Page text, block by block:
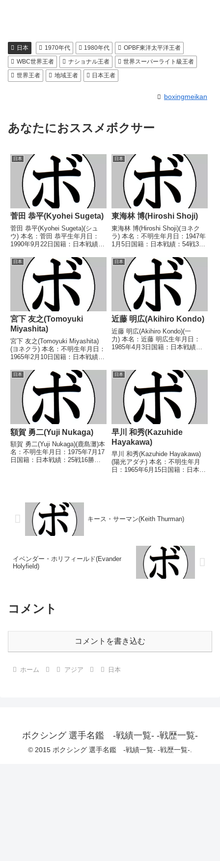
日本 1970年代 1980年代
OPBF東洋太平洋王者
WBC世界王者
ナショナル王者
世界スーパーライト級王者
世界王者
地域王者 日本王者
boxingmeikan
あなたにおススメボクサー
日本
菅田 恭平(Kyohei Sugeta)
菅田 恭平(Kyohei Sugeta)(シュ
ウ) 本名：菅田 恭平生年月日：
1990年9月22日国籍：日本戦績：
ル】なし 【戦歴】2024/04/17
○1RTKO 石井 幸祈(湘南山
神)2024/07...
日本
東海林 博(Hiroshi Shoji)
東海林 博(Hiroshi Shoji)(ヨネク
ラ) 本名：不明生年月日：1947年
1月5日国籍：日本戦績：54戦33
ル】第6代日本スーパーフェザー
級王座第8代日本スーパーフェザ
ー級王座第6代日本スーパ...
日本
宮下 友之(Tomoyuki
Miyashita)
宮下 友之(Tomoyuki Miyashita)
(ヨネクラ) 本名：不明生年月日：
1965年2月10日国籍：日本戦績：
し 【戦歴】1985/10/22
●1RKO 荻原 昇(金
子)1986/03/20 ●1RK...
日本
近藤 明広(Akihiro Kondo)
近藤 明広(Akihiro Kondo)(一
力) 本名：近藤 明広生年月日：
1985年4月3日国籍：日本戦績：
ト級新人王第55代日本ライト級
王座第8代WBOアジアパシ...
日本
額賀 勇二(Yuji Nukaga)
額賀 勇二(Yuji Nukaga)(鹿島灘)本
名：不明生年月日：1975年7月17
日国籍：日本戦績：25戦16勝
日本
早川 和秀(Kazuhide
Hayakawa)
早川 和秀(Kazuhide Hayakawa)
(陽光アダチ) 本名：不明生年月
日：1965年6月15日国籍：日本戦
キース・サーマン(Keith Thurman)
イベンダー・ホリフィールド(Evander
Holyfield)
コメント
コメントを書き込む
ホーム アジア 日本
ボクシング 選手名鑑 -戦績一覧- -戦歴一覧-
© 2015 ボクシング 選手名鑑 -戦績一覧- -戦歴一覧-.